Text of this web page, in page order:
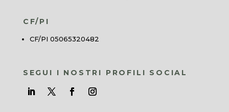
CF/PI
CF/PI 05065320482
SEGUI I NOSTRI PROFILI SOCIAL